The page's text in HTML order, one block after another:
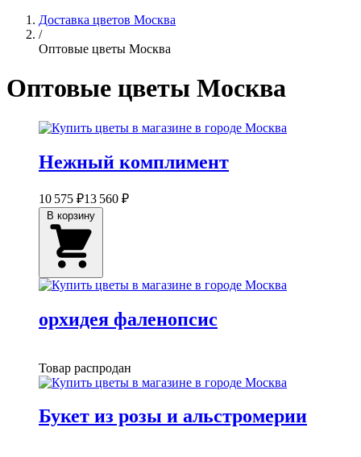
Доставка цветов Москва
/
Оптовые цветы Москва
Оптовые цветы Москва
Нежный комплимент
10 575 ₽13 560 ₽
орхидея фаленопсис
Товар распродан
Букет из розы и альстромерии